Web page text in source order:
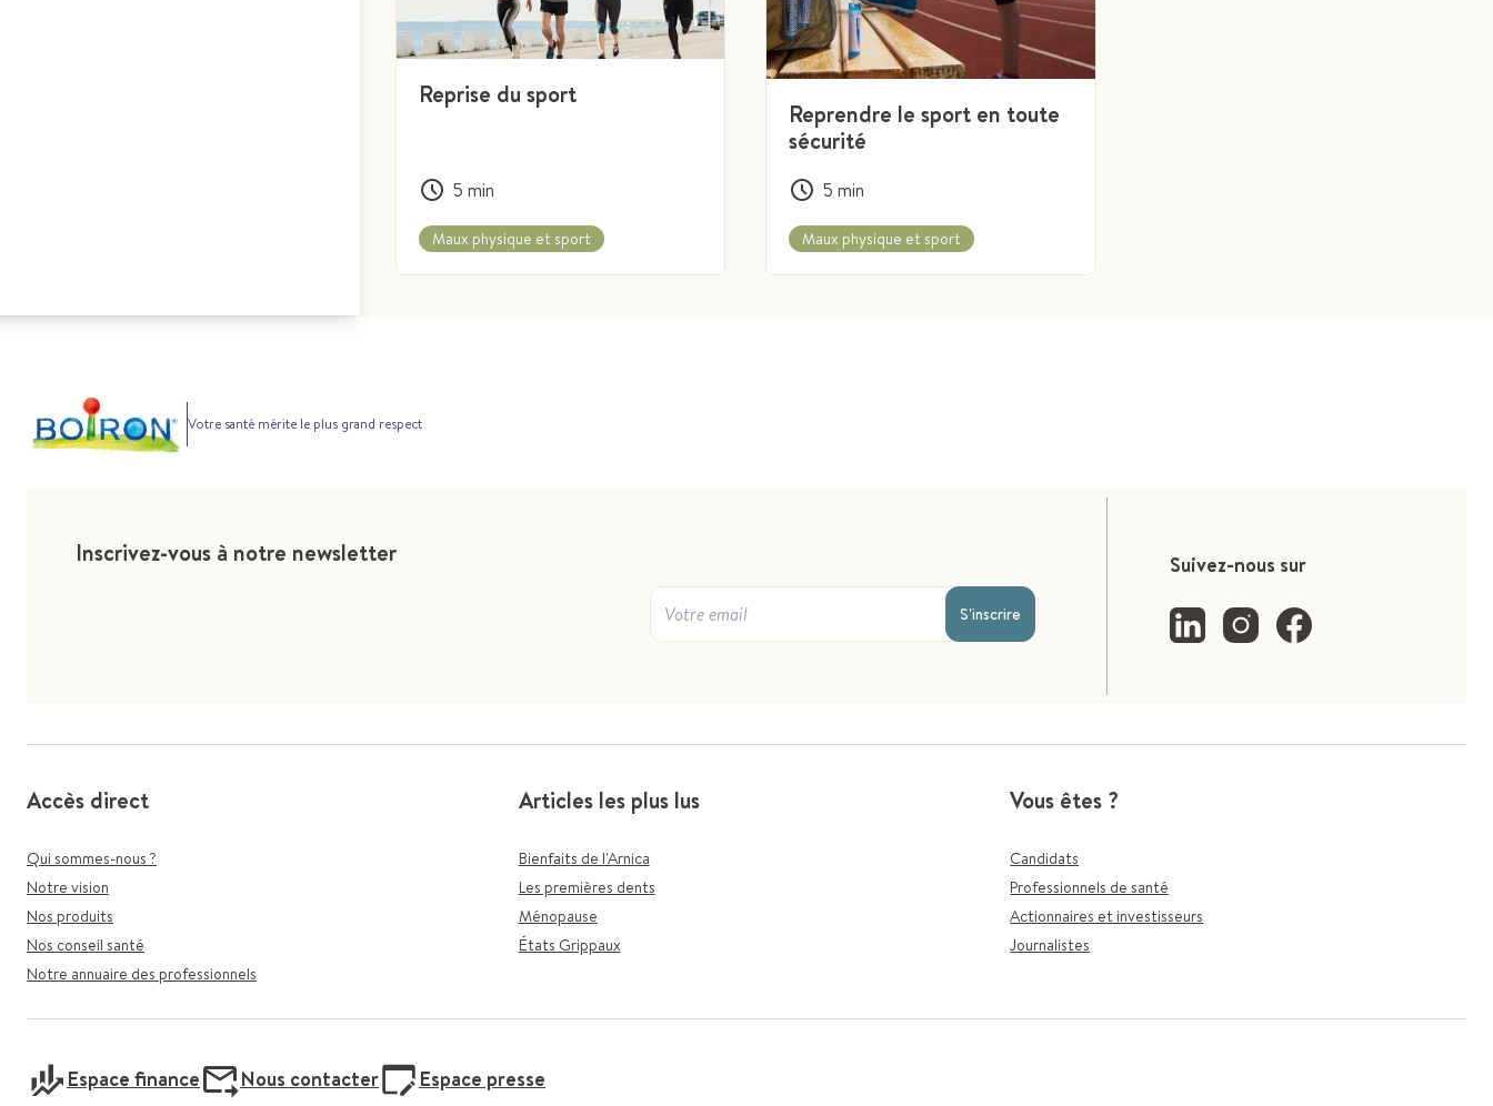
Reprise du sport
5 min
Maux physique et sport
Reprendre le sport en toute
sécurité
5 min
Maux physique et sport
Votre santé mérite le plus grand respect
Inscrivez-vous à notre newsletter
S'inscrire
Suivez-nous sur
Accès direct
Qui sommes-nous ?
Notre vision
Nos produits
Nos conseil santé
Notre annuaire des professionnels
Articles les plus lus
Bienfaits de l'Arnica
Les premières dents
Ménopause
États Grippaux
Vous êtes ?
Candidats
Professionnels de santé
Actionnaires et investisseurs
Journalistes
Espace finance Nous contacter Espace presse